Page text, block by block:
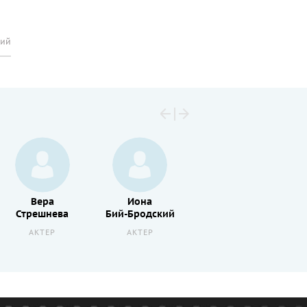
Вера
Стрешнева
АКТЕР
Иона
Бий-Бродский
АКТЕР